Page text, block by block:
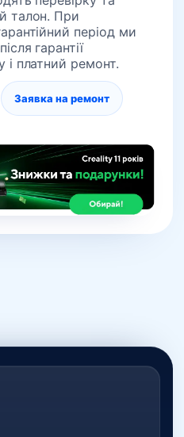
талон. При
період ми
гарантії
і платний ремонт.
Заявка на ремонт